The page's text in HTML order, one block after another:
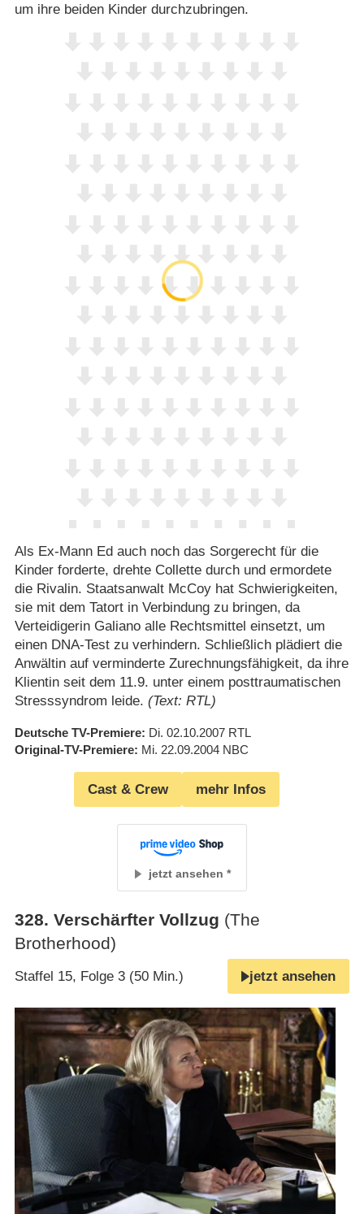
um ihre beiden Kinder durchzubringen.
Als Ex-Mann Ed auch noch das Sorgerecht für die
Kinder forderte, drehte Collette durch und ermordete
die Rivalin. Staatsanwalt McCoy hat Schwierigkeiten,
sie mit dem Tatort in Verbindung zu bringen, da
Verteidigerin Galiano alle Rechtsmittel einsetzt, um
einen DNA-Test zu verhindern. Schließlich plädiert die
Anwältin auf verminderte Zurechnungsfähigkeit, da ihre
Klientin seit dem 11.9. unter einem posttraumatischen
Stresssyndrom leide. (Text: RTL)
Deutsche TV-Premiere Di. 02.10.2007 RTL
Original-TV-Premiere Mi. 22.09.2004 NBC
Cast & Crew mehr Infos
jetzt ansehen
328. Verschärfter Vollzug (The
Brotherhood)
Staffel 15, Folge 3 (50 Min.) jetzt ansehen